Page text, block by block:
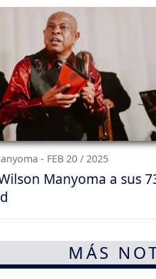
- FEB 20 / 2025
Manyoma a sus
MÁS